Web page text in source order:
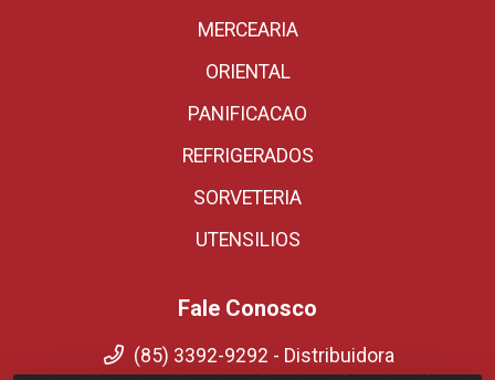
MERCEARIA
ORIENTAL
PANIFICACAO
REFRIGERADOS
SORVETERIA
UTENSILIOS
Fale Conosco
(85) 3392-9292 - Distribuidora